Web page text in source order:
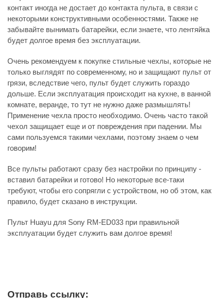
контакт иногда не достает до контакта пульта, в связи с
некоторыми конструктивными особенностями. Также не
забывайте вынимать батарейки, если знаете, что лентяйка
будет долгое время без эксплуатации.
Очень рекомендуем к покупке стильные чехлы, которые не
только выглядят по современному, но и защищают пульт от
грязи, вследствие чего, пульт будет служить гораздо
дольше. Если эксплуатация происходит на кухне, в ванной
комнате, веранде, то тут не нужно даже размышлять!
Применение чехла просто необходимо. Очень часто такой
чехол защищает еще и от повреждения при падении. Мы
сами пользуемся такими чехлами, поэтому знаем о чем
говорим!
Все пульты работают сразу без настройки по принципу -
вставил батарейки и готово! Но некоторые все-таки
требуют, чтобы его сопрягли с устройством, но об этом, как
правило, будет сказано в инструкции.
Пульт Huayu для Sony RM-ED033 при правильной
эксплуатации будет служить вам долгое время!
Отправь ссылку: